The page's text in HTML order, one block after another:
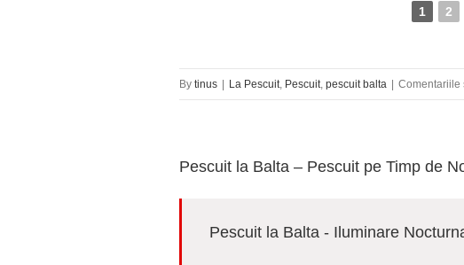
1 2
By tinus La Pescuit, Pescuit, pescuit balta Comentariile
Pescuit la Balta – Pescuit pe Timp de
Pescuit la Balta - Iluminare